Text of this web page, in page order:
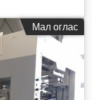
Мал оглас